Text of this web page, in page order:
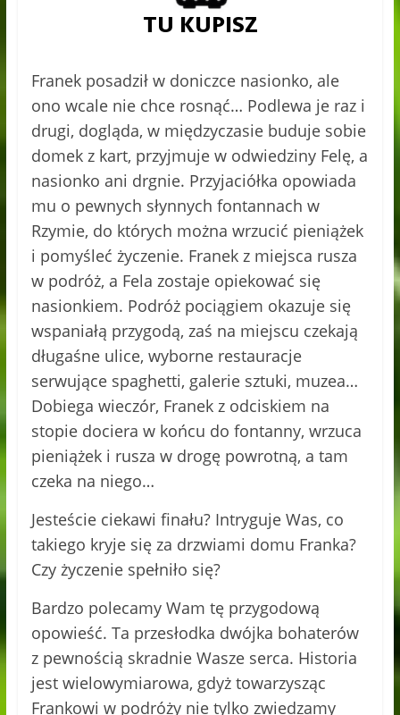
Franek posadził w doniczce nasionko, ale
ono wcale nie chce rosnąć… Podlewa je raz i
drugi, dogląda, w międzyczasie buduje sobie
domek z kart, przyjmuje w odwiedziny Felę, a
nasionko ani drgnie. Przyjaciółka opowiada
mu o pewnych słynnych fontannach w
Rzymie, do których można wrzucić pieniążek
i pomyśleć życzenie. Franek z miejsca rusza
w podróż, a Fela zostaje opiekować się
nasionkiem. Podróż pociągiem okazuje się
wspaniałą przygodą, zaś na miejscu czekają
długaśne ulice, wyborne restauracje
serwujące spaghetti, galerie sztuki, muzea…
Dobiega wieczór, Franek z odciskiem na
stopie dociera w końcu do fontanny, wrzuca
pieniążek i rusza w drogę powrotną, a tam
czeka na niego…
Jesteście ciekawi finału? Intryguje Was, co
takiego kryje się za drzwiami domu Franka?
Czy życzenie spełniło się?
Bardzo polecamy Wam tę przygodową
opowieść. Ta przesłodka dwójka bohaterów
z pewnością skradnie Wasze serca. Historia
jest wielowymiarowa, gdyż towarzysząc
Frankowi w podróży nie tylko zwiedzamy